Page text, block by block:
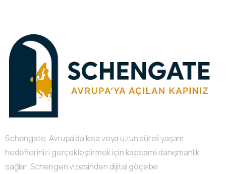
Schengate, Avrupa’da kısa veya uzun süreli yaşam
hedeflerinizi gerçekleştirmek için kapsamlı danışmanlık
sağlar. Schengen vizesinden dijital göçebe